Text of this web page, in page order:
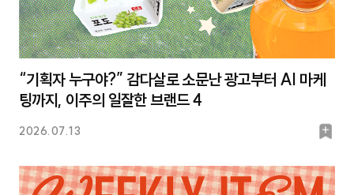
“기획자 누구야?” 감다살로 소문난 광고부터 AI 마케
팅까지, 이주의 일잘한 브랜드 4
2026.07.13
북
크